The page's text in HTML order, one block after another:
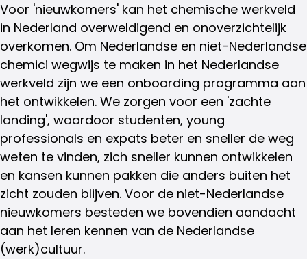
Voor 'nieuwkomers' kan het chemische werkveld
in Nederland overweldigend en onoverzichtelijk
overkomen. Om Nederlandse en niet-Nederlandse
chemici wegwijs te maken in het Nederlandse
werkveld zijn we een onboarding programma aan
het ontwikkelen. We zorgen voor een 'zachte
landing', waardoor studenten, young
professionals en expats beter en sneller de weg
weten te vinden, zich sneller kunnen ontwikkelen
en kansen kunnen pakken die anders buiten het
zicht zouden blijven. Voor de niet-Nederlandse
nieuwkomers besteden we bovendien aandacht
aan het leren kennen van de Nederlandse
(werk)cultuur.